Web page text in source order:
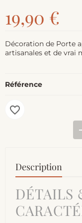
19,90 €
Décoration de Porte
artisanales et de vrai
Référence
favorite_border
Description
DÉTAILS